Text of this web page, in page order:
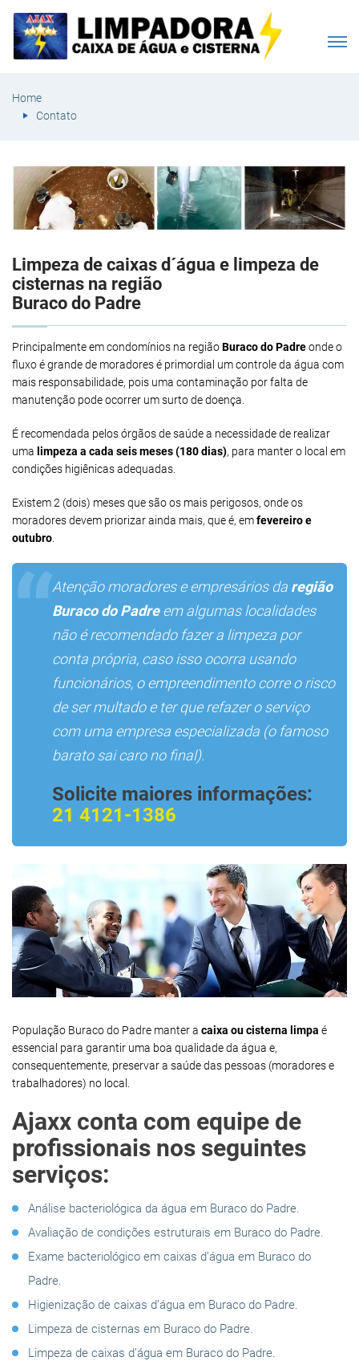
Home
Contato
Limpeza de caixas d´água e limpeza de
cisternas na região
Buraco do Padre
Principalmente em condomínios na regiãoBuraco do Padreonde o
fluxo é grande de moradores é primordial um controle da água com
mais responsabilidade, pois uma contaminação por falta de
manutenção pode ocorrer um surto de doença.
É recomendada pelos órgãos de saúde a necessidade de realizar
uma limpeza a cada seis meses (180 dias), para manter o local em
condições higiênicas adequadas.
Existem 2 (dois) meses que são os mais perigosos, onde os
moradores devem priorizar ainda mais, que é, emfevereiro e
outubro
Atenção moradores e empresários da região
Buraco do Padreem algumas localidades
não é recomendado fazer a limpeza por
conta própria, caso isso ocorra usando
funcionários, o empreendimento corre o risco
de ser multado e ter que refazer o serviço
com uma empresa especializada (o famoso
barato sai caro no final).
Solicite maiores informações:
21 4121-1386
População Buraco do Padre manter a caixa ou cisterna limpa é
essencial para garantir uma boa qualidade da água e,
consequentemente, preservar a saúde das pessoas (moradores e
trabalhadores) no local.
Ajaxx conta com equipe de
profissionais nos seguintes
serviços:
Análise bacteriológica da água em Buraco do Padre.
Avaliação de condições estruturais em Buraco do Padre.
Exame bacteriológico em caixas d’água em Buraco do
Padre.
Higienização de caixas d’água em Buraco do Padre.
Limpeza de cisternas em Buraco do Padre.
Limpeza de caixas d’água em Buraco do Padre.